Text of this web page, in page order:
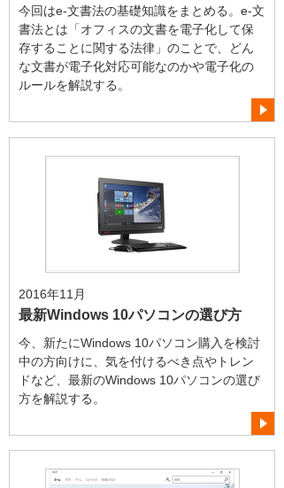
今回はe-文書法の基礎知識をまとめる。e-文
書法とは「オフィスの文書を電子化して保
存することに関する法律」のことで、どん
な文書が電子化対応可能なのかや電子化の
ルールを解説する。
2016年11月
最新Windows 10パソコンの選び方
今、新たにWindows 10パソコン購入を検討
中の方向けに、気を付けるべき点やトレン
ドなど、最新のWindows 10パソコンの選び
方を解説する。